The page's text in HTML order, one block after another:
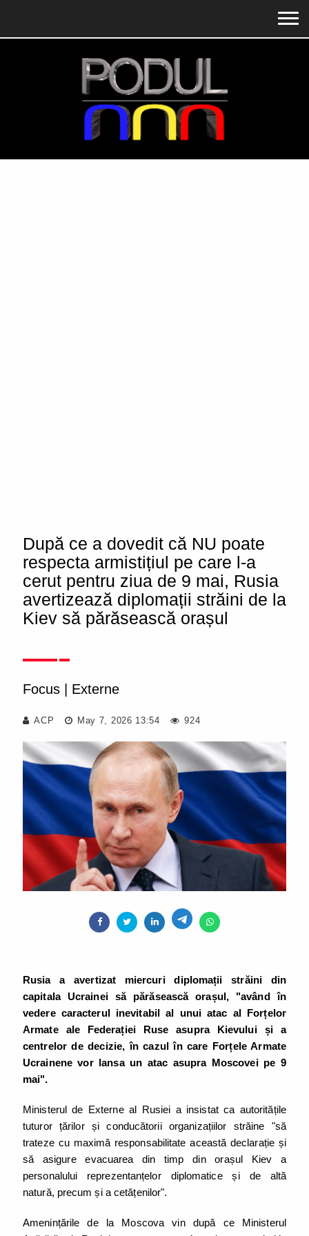
După ce a dovedit că NU poate
respecta armistițiul pe care l-a
cerut pentru ziua de 9 mai, Rusia
avertizează diplomații străini de la
Kiev să părăsească orașul
Focus Externe
ACP May 7, 2026 13:54 924
Rusia a avertizat miercuri diplomații străini din
capitala Ucrainei să părăsească orașul, "având în
vedere caracterul inevitabil al unui atac al Forțelor
Armate ale Federației Ruse asupra Kievului și a
centrelor de decizie, în cazul în care Forțele Armate
Ucrainene vor lansa un atac asupra Moscovei pe 9
mai".
Ministerul de Externe al Rusiei a insistat ca autoritățile
tuturor țărilor și conducătorii organizațiilor străine "să
trateze cu maximă responsabilitate această declarație și
să asigure evacuarea din timp din orașul Kiev a
personalului reprezentanțelor diplomatice și de altă
natură, precum și a cetățenilor".
Amenințările de la Moscova vin după ce Ministerul